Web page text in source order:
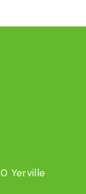
Yerville